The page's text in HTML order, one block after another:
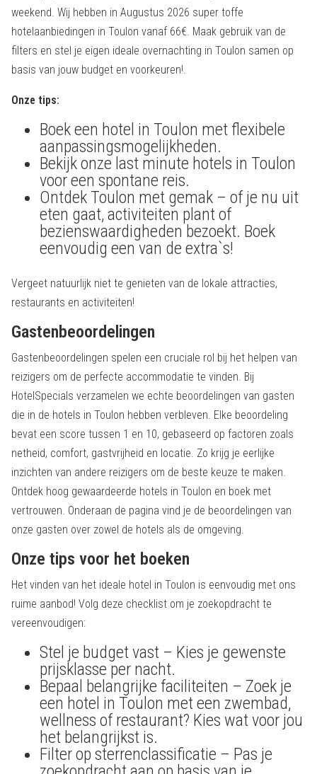
weekend. Wij hebben in Augustus 2026 super toffe
hotelaanbiedingen in Toulon vanaf 66€. Maak gebruik van de
filters en stel je eigen ideale overnachting in Toulon samen op
basis van jouw budget en voorkeuren!.
Onze tips:
Boek een hotel in Toulon met flexibele
aanpassingsmogelijkheden.
Bekijk onze last minute hotels in Toulon
voor een spontane reis.
Ontdek Toulon met gemak – of je nu uit
eten gaat, activiteiten plant of
bezienswaardigheden bezoekt. Boek
eenvoudig een van de extra`s!
Vergeet natuurlijk niet te genieten van de lokale attracties,
restaurants en activiteiten!
Gastenbeoordelingen
Gastenbeoordelingen spelen een cruciale rol bij het helpen van
reizigers om de perfecte accommodatie te vinden. Bij
HotelSpecials verzamelen we echte beoordelingen van gasten
die in de hotels in Toulon hebben verbleven. Elke beoordeling
bevat een score tussen 1 en 10, gebaseerd op factoren zoals
netheid, comfort, gastvrijheid en locatie. Zo krijg je eerlijke
inzichten van andere reizigers om de beste keuze te maken.
Ontdek hoog gewaardeerde hotels in Toulon en boek met
vertrouwen. Onderaan de pagina vind je de beoordelingen van
onze gasten over zowel de hotels als de omgeving.
Onze tips voor het boeken
Het vinden van het ideale hotel in Toulon is eenvoudig met ons
ruime aanbod! Volg deze checklist om je zoekopdracht te
vereenvoudigen:
Stel je budget vast – Kies je gewenste
prijsklasse per nacht.
Bepaal belangrijke faciliteiten – Zoek je
een hotel in Toulon met een zwembad,
wellness of restaurant? Kies wat voor jou
het belangrijkst is.
Filter op sterrenclassificatie – Pas je